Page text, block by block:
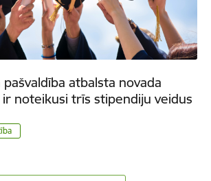
pašvaldība atbalsta novada
noteikusi trīs stipendiju veidus